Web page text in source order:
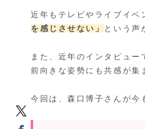
近年もテレビやライブイベ
を感じさせない」 という声
また、近年のインタビュ
前向きな姿勢にも共感が集
今回は、森口博子さんが今